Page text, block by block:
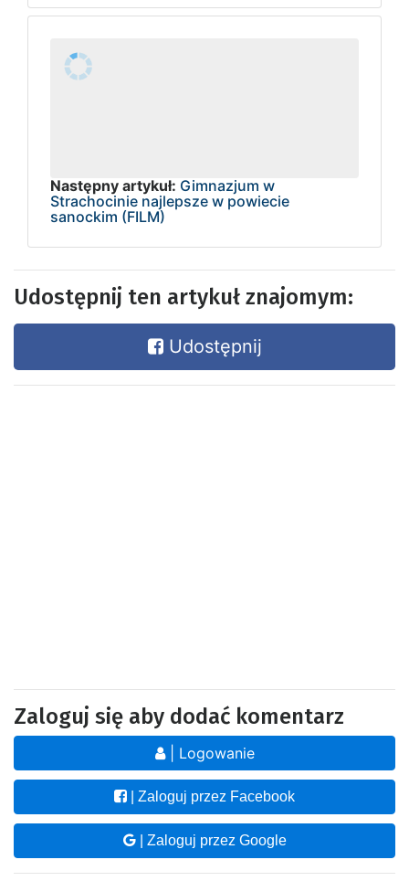
Następny artykuł: Gimnazjum w
Strachocinie najlepsze w powiecie
sanockim (FILM)
Udostępnij ten artykuł znajomym:
Udostępnij
Zaloguj się aby dodać komentarz
| Logowanie
| Zaloguj przez Facebook
| Zaloguj przez Google